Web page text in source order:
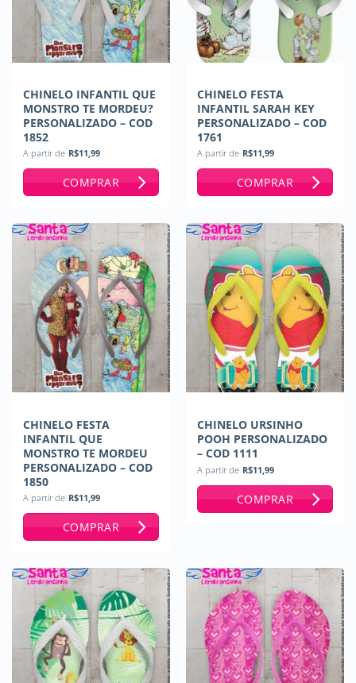
CHINELO INFANTIL QUE
MONSTRO TE MORDEU?
PERSONALIZADO – COD
1852
A partir de R$11,99
COMPRAR
CHINELO FESTA
INFANTIL SARAH KEY
PERSONALIZADO – COD
1761
A partir de R$11,99
COMPRAR
CHINELO FESTA
INFANTIL QUE
MONSTRO TE MORDEU
PERSONALIZADO – COD
1850
A partir de R$11,99
COMPRAR
CHINELO URSINHO
POOH PERSONALIZADO
– COD 1111
A partir de R$11,99
COMPRAR